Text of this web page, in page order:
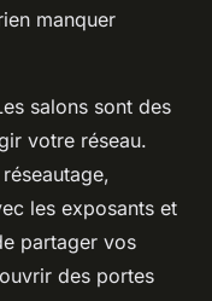
manquer
salons sont des
votre réseau.
les exposants et
partager vos
des portes